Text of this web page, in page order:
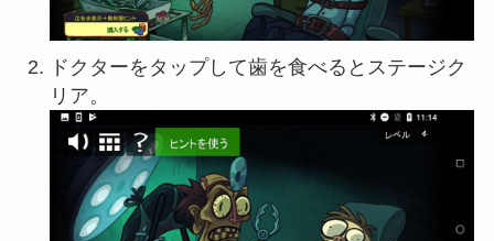
ドクターをタップして歯を食べるとステージク
リア。